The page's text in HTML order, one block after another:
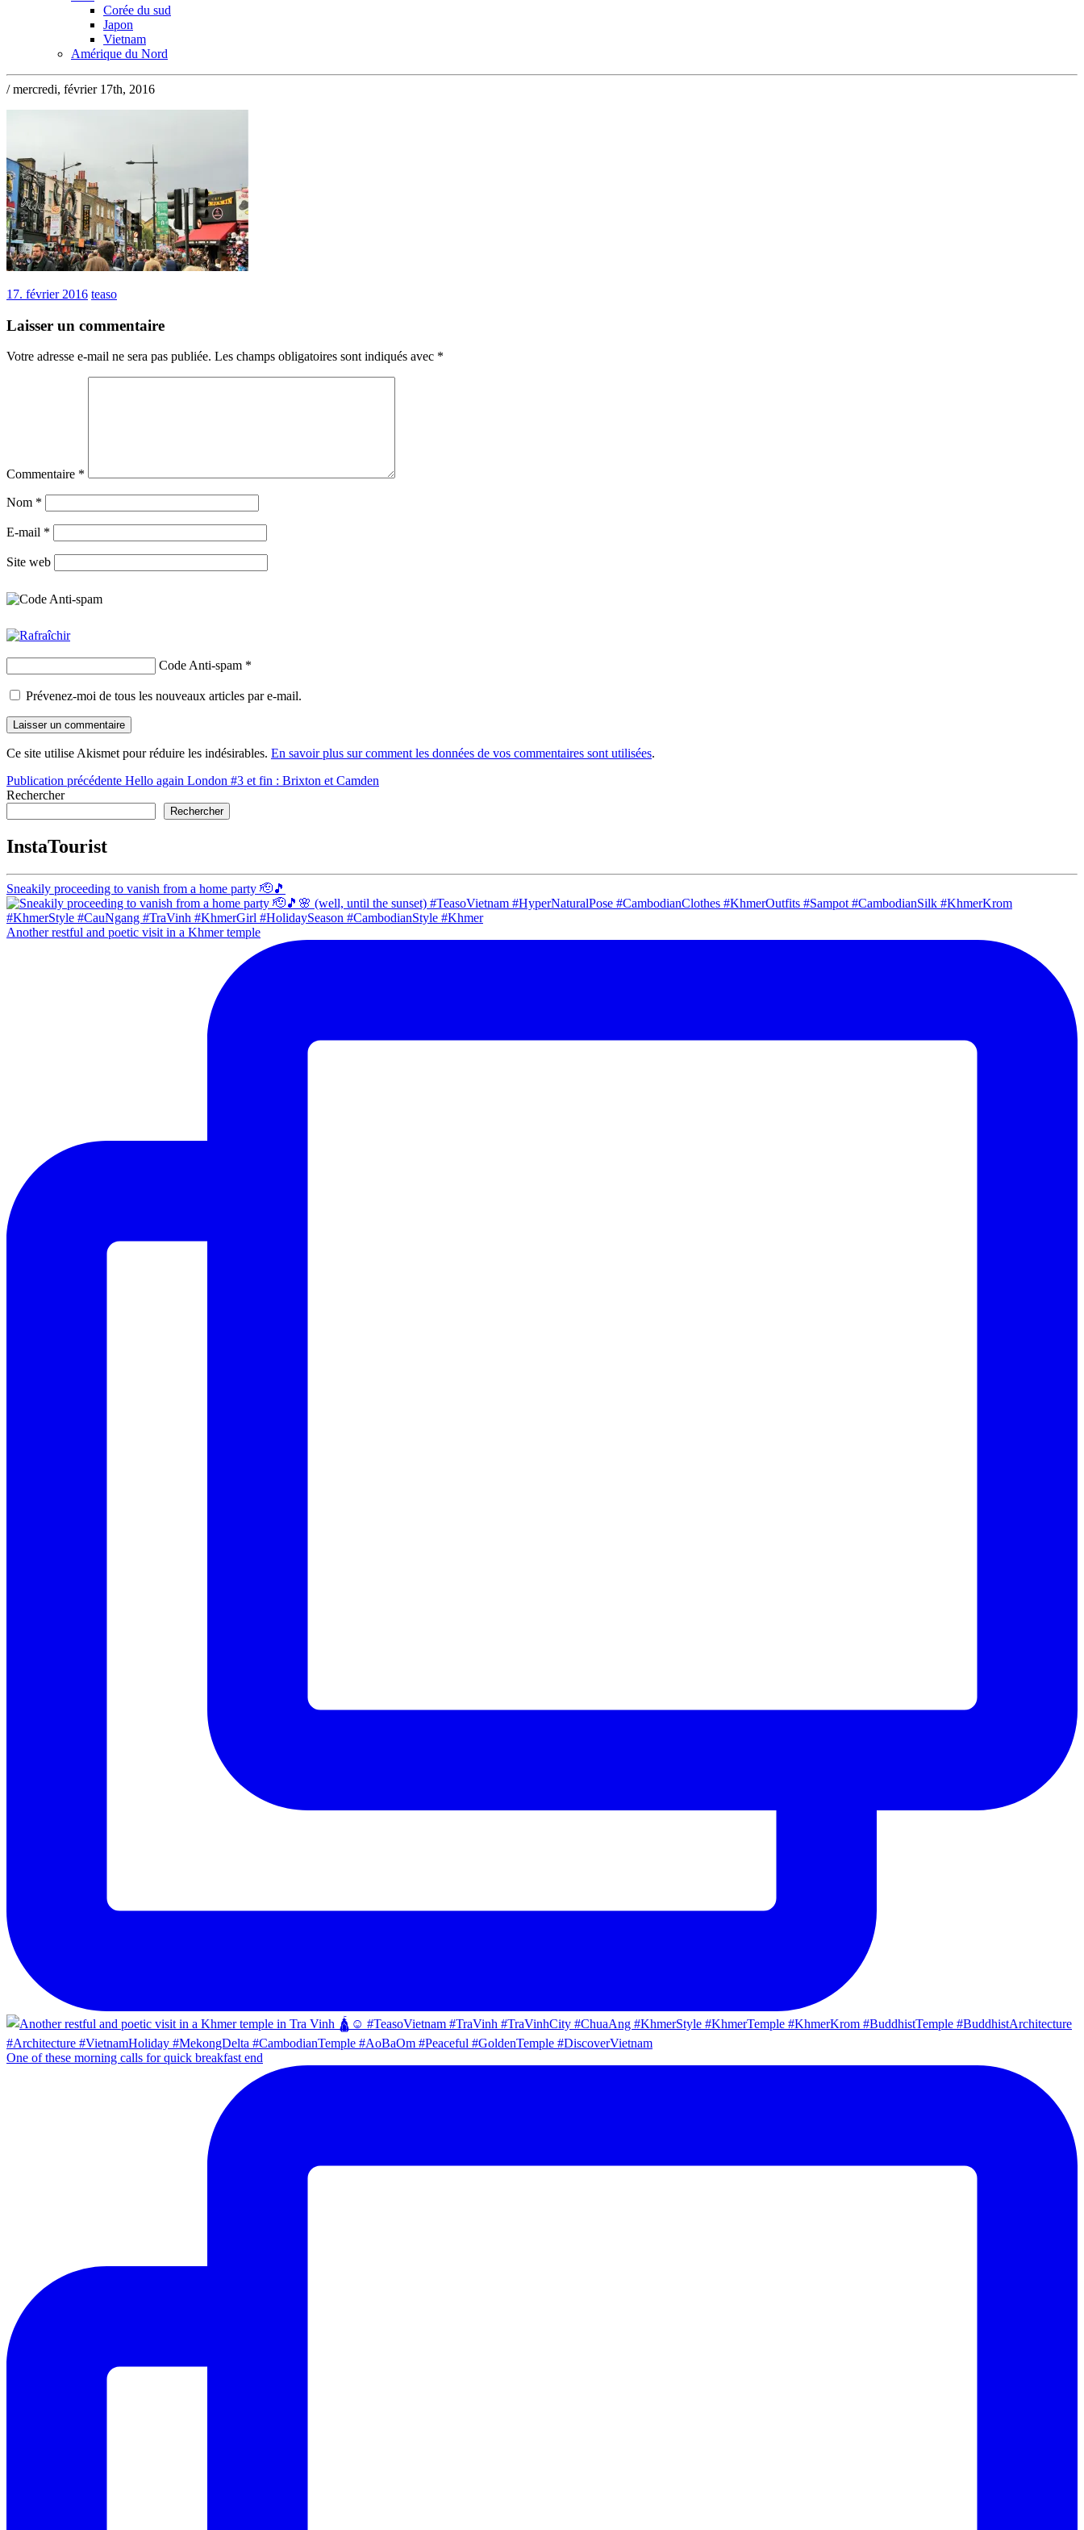
Corée du sud
Japon
Vietnam
Amérique du Nord
/ mercredi, février 17th, 2016
17. février 2016 teaso
Laisser un commentaire
Votre adresse e-mail ne sera pas publiée. Les champs obligatoires sont indiqués avec *
Commentaire *
Nom *
E-mail *
Site web
Code Anti-spam *
Prévenez-moi de tous les nouveaux articles par e-mail.
Ce site utilise Akismet pour réduire les indésirables. En savoir plus sur comment les données de vos commentaires sont utilisées.
Navigation
de
Publication précédente Hello again London #3 et fin : Brixton et Camden
Rechercher
Rechercher
InstaTourist
Sneakily proceeding to vanish from a home party 🫡🎵
Another restful and poetic visit in a Khmer temple
One of these morning calls for quick breakfast end